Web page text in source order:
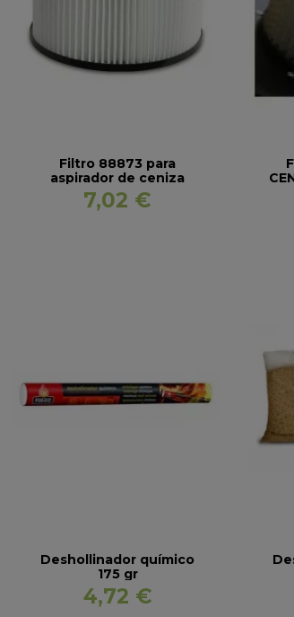
Filtro 88873 para
aspirador de ceniza
7,02 €
Deshollinador químico
175 gr
4,72 €